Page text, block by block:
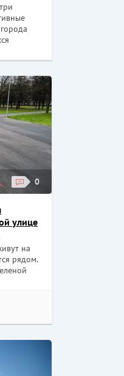
0
улице
на
рядом.